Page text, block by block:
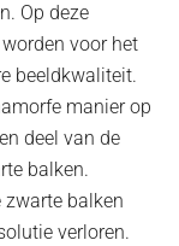
Op deze
voor het
beeldkwaliteit.
manier op
deel van de
balken.
zwarte balken
verloren.